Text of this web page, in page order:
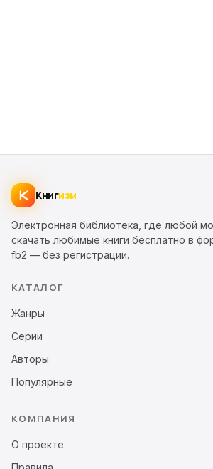
Книгизм
Электронная библиотека, где любой
скачать любимые книги бесплатно в
fb2 — без регистрации.
КАТАЛОГ
Жанры
Серии
Авторы
Популярные
КОМПАНИЯ
О проекте